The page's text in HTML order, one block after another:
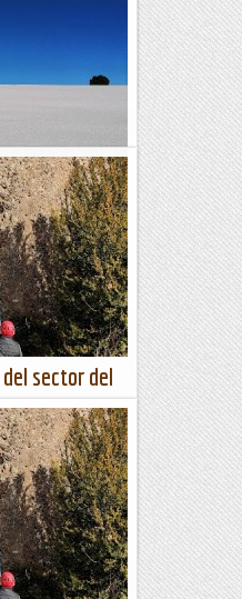
Tigre....
de Porté
Oriental de
una imatge més
sector del
Llorenç de
sud hi ha un
– de fet